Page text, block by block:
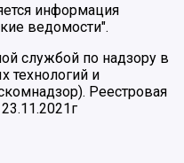
информация
ведомости".
службой по надзору в
технологий и
Реестровая